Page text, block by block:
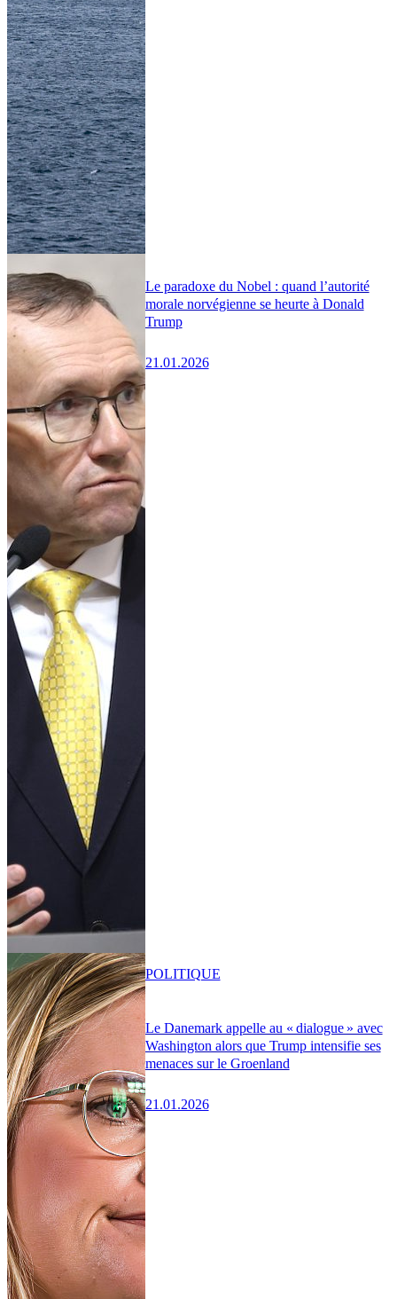
Le paradoxe du Nobel : quand l’autorité
morale norvégienne se heurte à Donald
Trump
21.01.2026
Le Danemark appelle au « dialogue » avec
Washington alors que Trump intensifie ses
menaces sur le Groenland
21.01.2026
POLITIQUE